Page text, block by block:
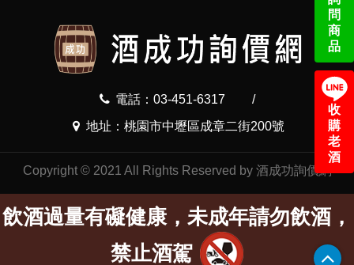
問
商
品
收
購
老
酒
電話：03-451-6317
/
地址：桃園市中壢區成章二街200號
Copyright © 2021 All Rights Reserved by 酒成功詢價網
飲酒過量有礙健康，未成年請勿飲酒，
禁止酒駕